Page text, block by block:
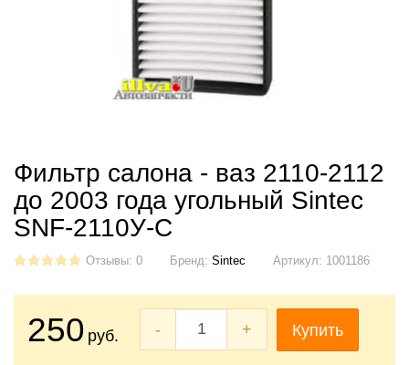
Фильтр салона - ваз 2110-2112
до 2003 года угольный Sintec
SNF-2110У-C
Отзывы: 0 Бренд: Sintec Артикул: 1001186
250 руб. - + Купить